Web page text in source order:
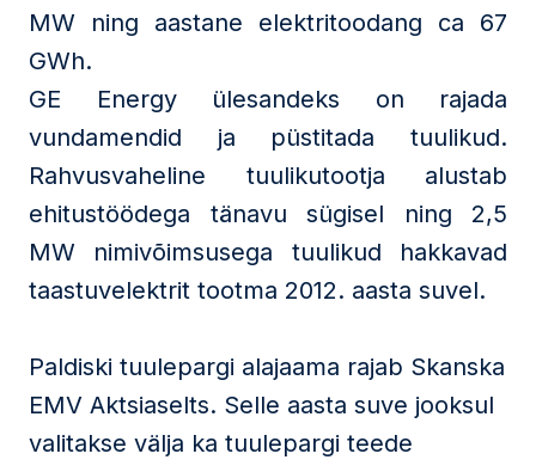
MW ning aastane elektritoodang ca 67
GWh.
GE Energy ülesandeks on rajada
vundamendid ja püstitada tuulikud.
Rahvusvaheline tuulikutootja alustab
ehitustöödega tänavu sügisel ning 2,5
MW nimivõimsusega tuulikud hakkavad
taastuvelektrit tootma 2012. aasta suvel.
Paldiski tuulepargi alajaama rajab Skanska
EMV Aktsiaselts. Selle aasta suve jooksul
valitakse välja ka tuulepargi teede